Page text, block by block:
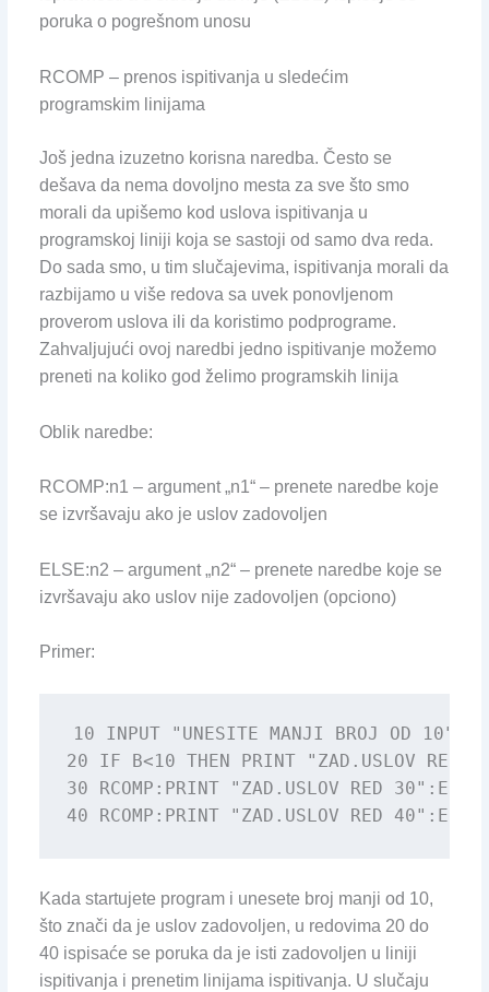
poruka o pogrešnom unosu
RCOMP – prenos ispitivanja u sledećim
programskim linijama
Još jedna izuzetno korisna naredba. Često se
dešava da nema dovoljno mesta za sve što smo
morali da upišemo kod uslova ispitivanja u
programskoj liniji koja se sastoji od samo dva reda.
Do sada smo, u tim slučajevima, ispitivanja morali da
razbijamo u više redova sa uvek ponovljenom
proverom uslova ili da koristimo podprograme.
Zahvaljujući ovoj naredbi jedno ispitivanje možemo
preneti na koliko god želimo programskih linija
Oblik naredbe:
RCOMP:n1 – argument „n1“ – prenete naredbe koje
se izvršavaju ako je uslov zadovoljen
ELSE:n2 – argument „n2“ – prenete naredbe koje se
izvršavaju ako uslov nije zadovoljen (opciono)
Primer:
10 INPUT "UNESITE MANJI BROJ OD 10";B
20 IF B<10 THEN PRINT "ZAD.USLOV RED
30 RCOMP:PRINT "ZAD.USLOV RED
40 RCOMP:PRINT "ZAD.USLOV RED
Kada startujete program i unesete broj manji od 10,
što znači da je uslov zadovoljen, u redovima 20 do
40 ispisaće se poruka da je isti zadovoljen u liniji
ispitivanja i prenetim linijama ispitivanja. U slučaju